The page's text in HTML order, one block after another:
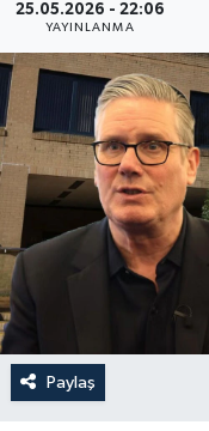
25.05.2026 - 22:06
YAYINLANMA
Paylaş